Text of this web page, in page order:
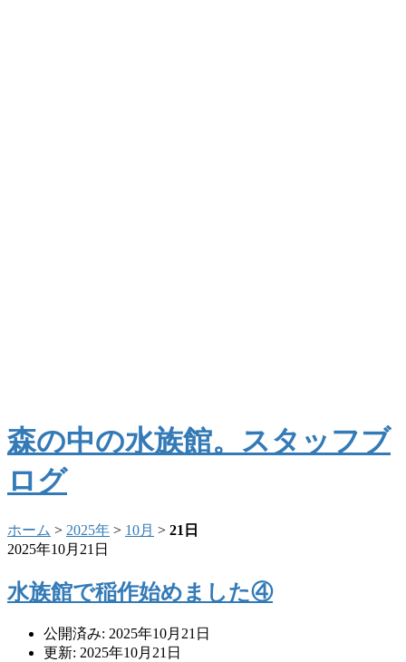
森の中の水族館。スタッフブ
ログ
ホーム > 2025年 > 10月 > 21日
2025年10月21日
水族館で稲作始めました④
公開済み: 2025年10月21日
更新: 2025年10月21日